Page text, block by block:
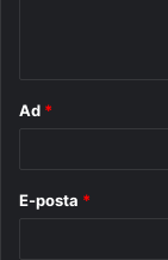
Ad *
E-posta *